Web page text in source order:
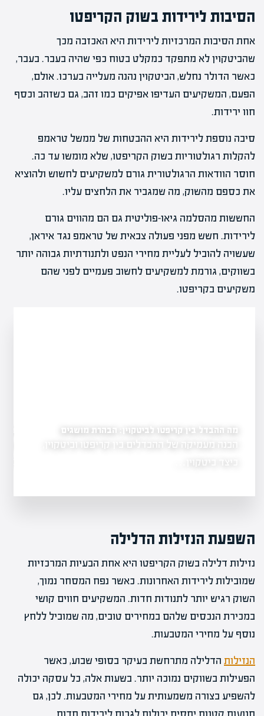
הסיבות לירידות בשוק הקריפטו
אחת הסיבות המרכזיות לירידות היא האכזבה מכך
שהביטקוין לא מתפקד כמקלט בטוח כפי שהיה בעבר. בעבר,
כאשר הדולר נחלש, הביטקוין נהנה מעלייה בערכו. אולם,
הפעם, המשקיעים העדיפו אפיקים כמו זהב, גם כשזהב וכסף
חוו ירידות.
סיבה נוספת לירידות היא ההבטחות של ממשל טראמפ
להקלות רגולטוריות בשוק הקריפטו, שלא מומשו עד כה.
חוסר הוודאות הרגולטורית גורם למשקיעים לחשוש ולהוציא
את כספם מהשוק, מה שמגביר את הלחצים עליו.
החששות מהסלמה גיאו-פוליטית גם הם מהווים גורם
לירידות. חשש מפני פעולה צבאית של טראמפ נגד איראן,
שעשויה להוביל לעליית מחירי הנפט ולתנודתיות גבוהה יותר
בשווקים, גורמת למשקיעים לחשוב פעמיים לפני שהם
משקיעים בקריפטו.
מה ההבדל בין קריפטו לביטקוין: הבהרת מושגים
הבנה מעמיקה של ההבדלים בין קריפטו וביטקוין,
כיצד ביטקוין…
איך להשקיע במטבעות
השקעה
השפעת הנזילות הדלילה
נזילות דלילה בשוק הקריפטו היא אחת הבעיות המרכזיות
שמובילות לירידות האחרונות. כאשר נפח המסחר נמוך,
השוק רגיש יותר לתנודות חדות. המשקיעים חווים קושי
במכירת הנכסים שלהם במחירים טובים, מה שמוביל ללחץ
נוסף על מחירי המטבעות.
הנזילות הדלילה מתרחשת בעיקר בסופי שבוע, כאשר
הפעילות בשווקים נמוכה יותר. בשעות אלה, כל עסקה יכולה
להשפיע בצורה משמעותית על מחירי המטבעות. לכן, גם